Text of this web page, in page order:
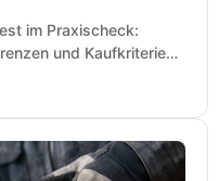
im Praxischeck:
und Kaufkriterien